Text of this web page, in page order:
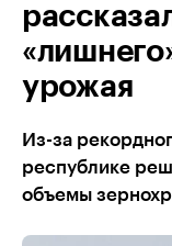
урожая
Из-за
республике
объемы